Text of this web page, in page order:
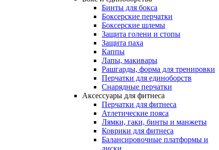
Бинты для бокса
Боксерские перчатки
Боксерские шлемы
Защита голени и стопы
Защита паха
Каппы
Лапы, макивары
Рашгарды, форма для тренировки
Перчатки для единоборств
Снарядные перчатки
Аксессуары для фитнеса
Перчатки для фитнеса
Атлетические пояса
Лямки, гаки, бинты и манжеты
Коврики для фитнеса
Балансировочные платформы и